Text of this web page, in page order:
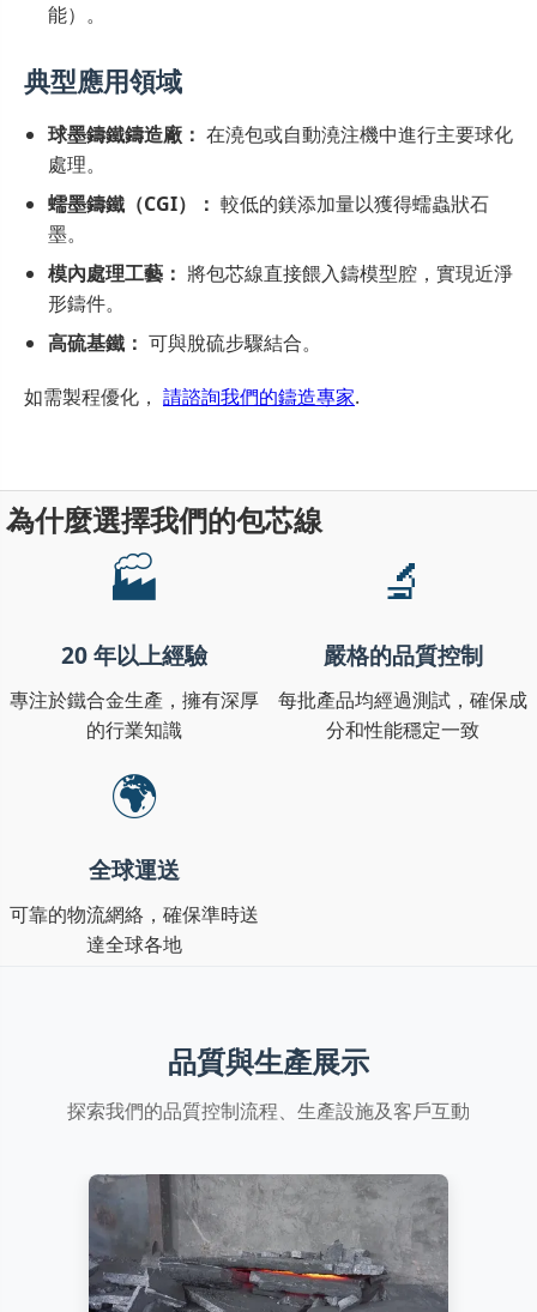
能）。
典型應用領域
球墨鑄鐵鑄造廠： 在澆包或自動澆注機中進行主要球化
處理。
蠕墨鑄鐵（CGI）： 較低的鎂添加量以獲得蠕蟲狀石
墨。
模內處理工藝： 將包芯線直接餵入鑄模型腔，實現近淨
形鑄件。
高硫基鐵： 可與脫硫步驟結合。
如需製程優化， 請諮詢我們的鑄造專家.
為什麼選擇我們的包芯線
🏭
20 年以上經驗
專注於鐵合金生產，擁有深厚
的行業知識
🔬
嚴格的品質控制
每批產品均經過測試，確保成
分和性能穩定一致
🌍
全球運送
可靠的物流網絡，確保準時送
達全球各地
品質與生產展示
探索我們的品質控制流程、生產設施及客戶互動